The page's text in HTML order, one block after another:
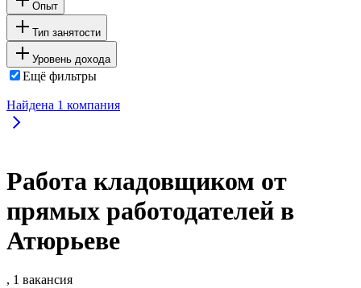
Опыт
Тип занятости
Уровень дохода
Ещё фильтры
Найдена 1 компания
Работа кладовщиком от
прямых работодателей в
Атюрьеве
, 1 вакансия